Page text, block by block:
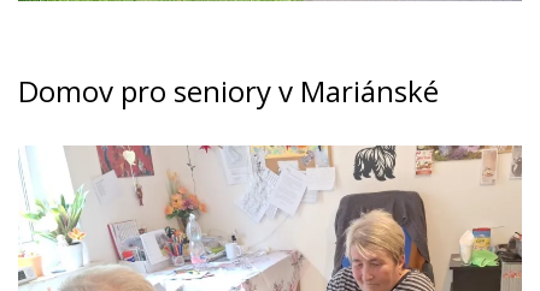
Domov pro seniory v Mariánské